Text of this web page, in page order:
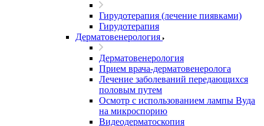
Гирудотерапия (лечение пиявками)
Гирудотерапия
Дерматовенерология
Дерматовенерология
Прием врача-дерматовенеролога
Лечение заболеваний передающихся
половым путем
Осмотр с использованием лампы Вуда
на микроспорию
Видеодерматоскопия